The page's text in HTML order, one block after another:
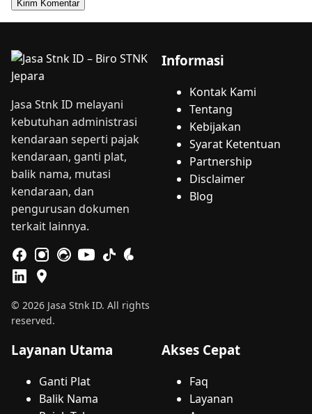
Jasa Stnk ID melayani
kebutuhan administrasi
kendaraan seperti pajak
kendaraan, ganti plat,
balik nama, mutasi
kendaraan, dan
pengurusan dokumen
terkait lainnya.
© 2026 Jasa Stnk ID. All rights
reserved.
Informasi
Kontak Kami
Tentang
Kebijakan
Syarat Ketentuan
Partnership
Disclaimer
Blog
Layanan Utama
Ganti Plat
Balik Nama
Akses Cepat
Faq
Layanan